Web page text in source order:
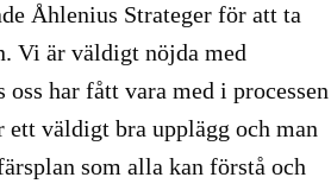
Åhlenius Strateger för att ta
Vi är väldigt nöjda med
har fått vara med i processen
väldigt bra upplägg och man
som alla kan förstå och